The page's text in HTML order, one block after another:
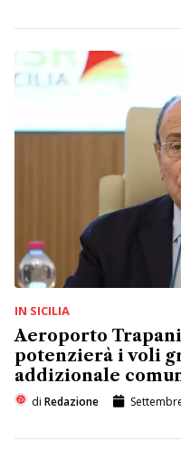
IN SICILIA
Aeroporto
potenzierà i voli
addizionale
di Redazione